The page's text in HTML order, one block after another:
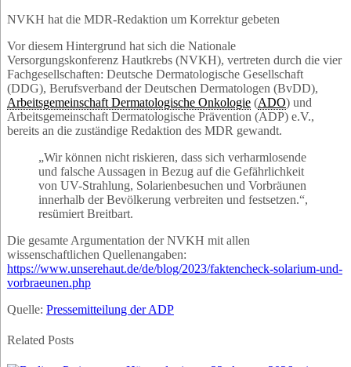
NVKH hat die MDR-Redaktion um Korrektur gebeten
Vor diesem Hintergrund hat sich die Nationale
Versorgungskonferenz Hautkrebs (NVKH), vertreten durch die vier
Fachgesellschaften: Deutsche Dermatologische Gesellschaft
(DDG), Berufsverband der Deutschen Dermatologen (BvDD),
Arbeitsgemeinschaft Dermatologische Onkologie(ADO) und
Arbeitsgemeinschaft Dermatologische Prävention (ADP) e.V.,
bereits an die zuständige Redaktion des MDR gewandt.
„Wir können nicht riskieren, dass sich verharmlosende
und falsche Aussagen in Bezug auf die Gefährlichkeit
von UV-Strahlung, Solarienbesuchen und Vorbräunen
innerhalb der Bevölkerung verbreiten und festsetzen.“,
resümiert Breitbart.
Die gesamte Argumentation der NVKH mit allen
wissenschaftlichen Quellenangaben:
https://www.unserehaut.de/de/blog/2023/faktencheck-solarium-und-
vorbraeunen.php
Quelle: Pressemitteilung der ADP
Related Posts